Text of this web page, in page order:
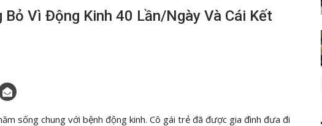
Bỏ Vì Động Kinh 40 Lần/ngày Và Cái Kết
sống chung với bệnh động kinh. Cô gái trẻ đã được gia đình đưa đi